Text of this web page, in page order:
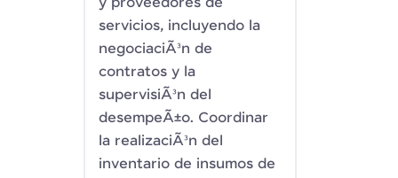
servicios, incluyendo la
negociaciÃ³n de
contratos y la
supervisiÃ³n del
desempeÃ±o. Coordinar
la realizaciÃ³n del
inventario de insumos de